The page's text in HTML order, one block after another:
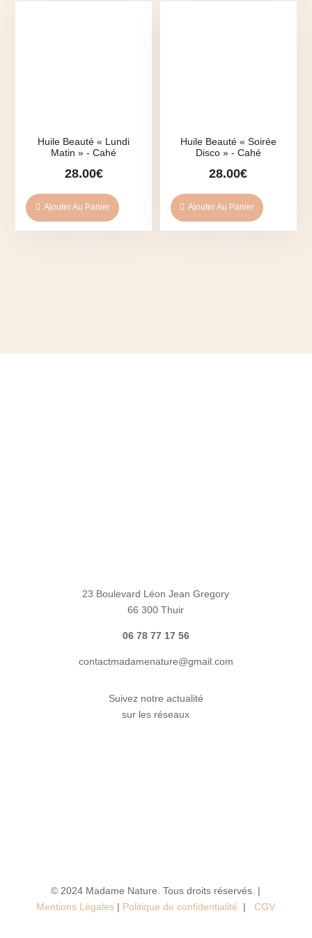
Huile Beauté « Lundi
Matin » - Cahé
28.00€
Ajouter Au Panier
Huile Beauté « Soirée
Disco » - Cahé
28.00€
Ajouter Au Panier
23 Boulevard Léon Jean Gregory
66 300 Thuir
06 78 77 17 56
contactmadamenature@gmail.com
Suivez notre actualité
sur les réseaux
© 2024 Madame Nature. Tous droits réservés. |
Mentions Légales | Politique de confidentialité |CGV